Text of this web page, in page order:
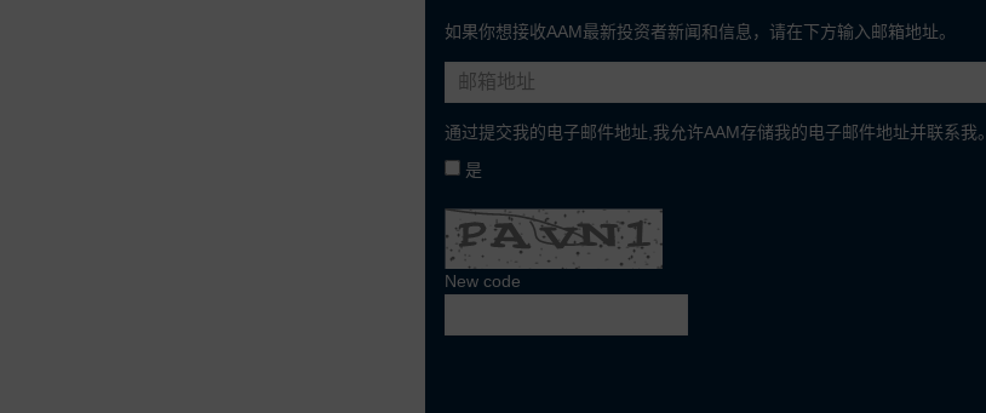
如果你想接收AAM最新投资者新闻和信息，请在下方输入邮箱地址。
通过提交我的电子邮件地址,我允许AAM存储我的电子邮件地址并联系我。
是
New code